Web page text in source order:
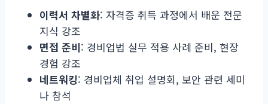
이력서 차별화: 자격증 취득 과정에서 배운 전문
지식 강조
면접 준비: 경비업법 실무 적용 사례 준비, 현장
경험 강조
네트워킹: 경비업체 취업 설명회, 보안 관련 세미
나 참석